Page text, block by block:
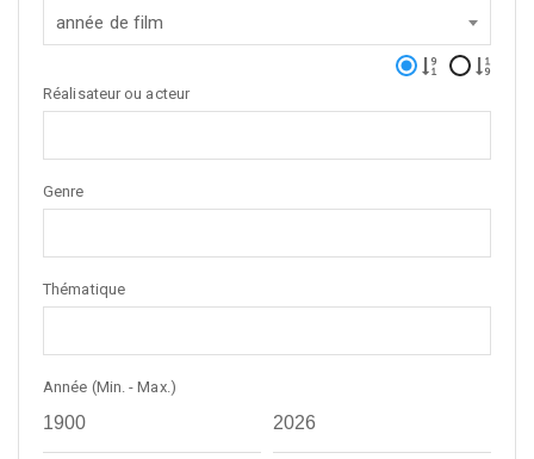
année de film
Réalisateur ou acteur
Genre
Thématique
Année (Min. - Max.)